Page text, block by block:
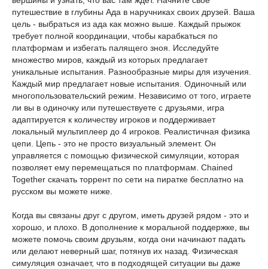
путешествие в глубины Ада в наручниках своих друзей. Ваша
цель - выбраться из ада как можно выше. Каждый прыжок
требует полной координации, чтобы карабкаться по
платформам и избегать палящего зноя. Исследуйте
множество миров, каждый из которых предлагает
уникальные испытания. Разнообразные миры для изучения.
Каждый мир предлагает новые испытания. Одиночный или
многопользовательский режим. Независимо от того, играете
ли вы в одиночку или путешествуете с друзьями, игра
адаптируется к количеству игроков и поддерживает
локальный мультиплеер до 4 игроков. Реалистичная физика
цепи. Цепь - это не просто визуальный элемент. Он
управляется с помощью физической симуляции, которая
позволяет ему перемещаться по платформам. Chained
Together скачать торрент по сети на пиратке бесплатно на
русском вы можете ниже.
Когда вы связаны друг с другом, иметь друзей рядом - это и
хорошо, и плохо. В дополнение к моральной поддержке, вы
можете помочь своим друзьям, когда они начинают падать
или делают неверный шаг, потянув их назад. Физическая
симуляция означает, что в подходящей ситуации вы даже